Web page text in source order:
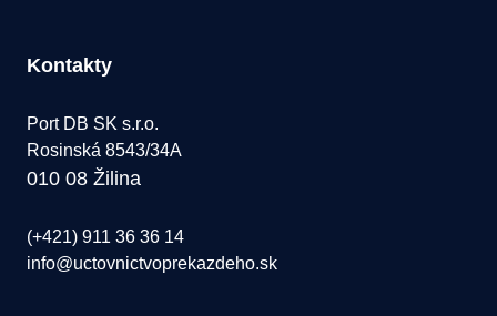
Kontakty
Port DB SK s.r.o.
Rosinská 8543/34A
010 08 Žilina
(+421) 911 36 36 14
info@uctovnictvoprekazdeho.sk